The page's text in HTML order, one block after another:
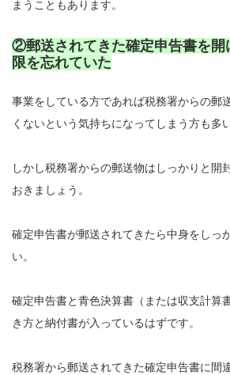
まうこともあります。
②郵送されてきた確定申告書を開
限を忘れていた
事業をしている方であれば税務署からの郵
くないという気持ちになってしまう方も多
しかし税務署からの郵送物はしっかりと開
おきましょう。
確定申告書が郵送されてきたら中身をしっ
い。
確定申告書と青色決算書（または収支計算
き方と納付書が入っているはずです。
税務署から郵送されてきた確定申告書に間